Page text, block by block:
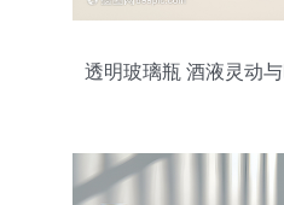
透明玻璃瓶 酒液灵动